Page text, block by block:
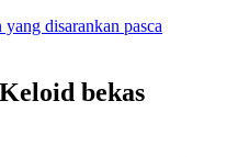
disarankan pasca
bekas